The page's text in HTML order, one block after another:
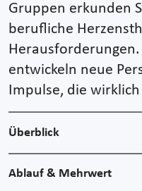
Gruppen erkunden
berufliche
entwickeln neue
Impulse, die
Überblick
Ablauf & Mehrwert